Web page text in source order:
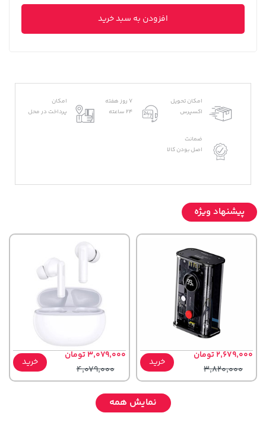
افزودن به سبد خرید
امکان تحویل
اکسپرس
7 روز هفته
24 ساعته
امکان
پرداخت در محل
ضمانت
اصل بودن کالا
پیشنهاد ویژه
2,679,000 تومان
3,820,000
خرید
3,079,000 تومان
4,079,000
خرید
نمایش همه